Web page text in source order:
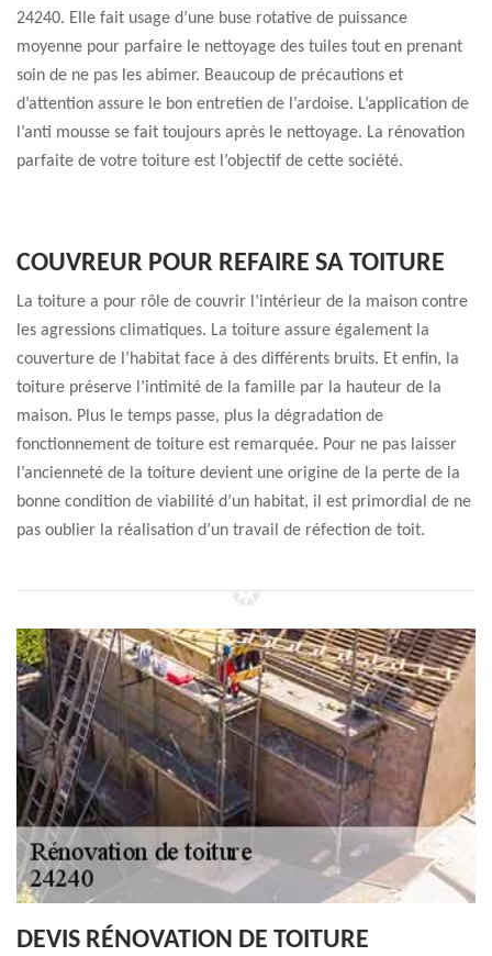
24240. Elle fait usage d’une buse rotative de puissance
moyenne pour parfaire le nettoyage des tuiles tout en prenant
soin de ne pas les abimer. Beaucoup de précautions et
d’attention assure le bon entretien de l’ardoise. L’application de
l’anti mousse se fait toujours après le nettoyage. La rénovation
parfaite de votre toiture est l’objectif de cette société.
COUVREUR POUR REFAIRE SA TOITURE
La toiture a pour rôle de couvrir l’intérieur de la maison contre
les agressions climatiques. La toiture assure également la
couverture de l’habitat face à des différents bruits. Et enfin, la
toiture préserve l’intimité de la famille par la hauteur de la
maison. Plus le temps passe, plus la dégradation de
fonctionnement de toiture est remarquée. Pour ne pas laisser
l’ancienneté de la toiture devient une origine de la perte de la
bonne condition de viabilité d’un habitat, il est primordial de ne
pas oublier la réalisation d’un travail de réfection de toit.
DEVIS RÉNOVATION DE TOITURE